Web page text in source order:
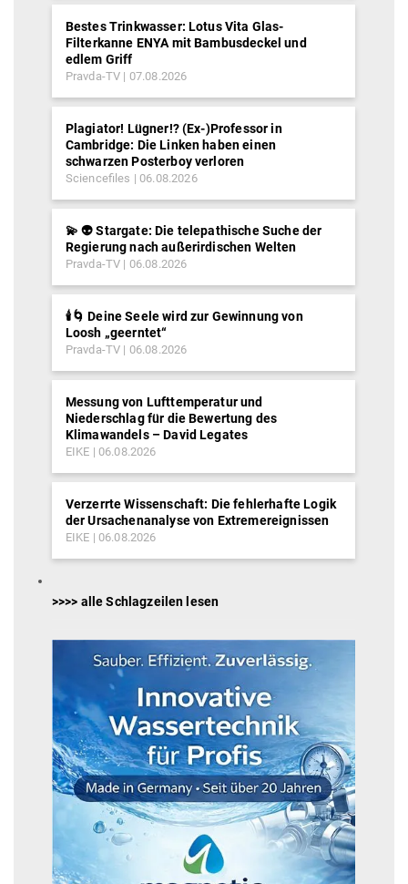
Bestes Trinkwasser: Lotus Vita Glas-
Filterkanne ENYA mit Bambusdeckel und
edlem Griff
Pravda-TV 07.08.2026
Plagiator! Lügner!? (Ex-)Professor in
Cambridge: Die Linken haben einen
schwarzen Posterboy verloren
Sciencefiles 06.08.2026
💫 👽 Stargate: Die telepathische Suche der
Regierung nach außerirdischen Welten
Pravda-TV 06.08.2026
🕯️🌀 Deine Seele wird zur Gewinnung von
Loosh „geerntet“
Pravda-TV 06.08.2026
Messung von Lufttemperatur und
Niederschlag für die Bewertung des
Klimawandels – David Legates
EIKE 06.08.2026
Verzerrte Wissenschaft: Die fehlerhafte Logik
der Ursachenanalyse von Extremereignissen
EIKE 06.08.2026
>>>> alle Schlagzeilen lesen